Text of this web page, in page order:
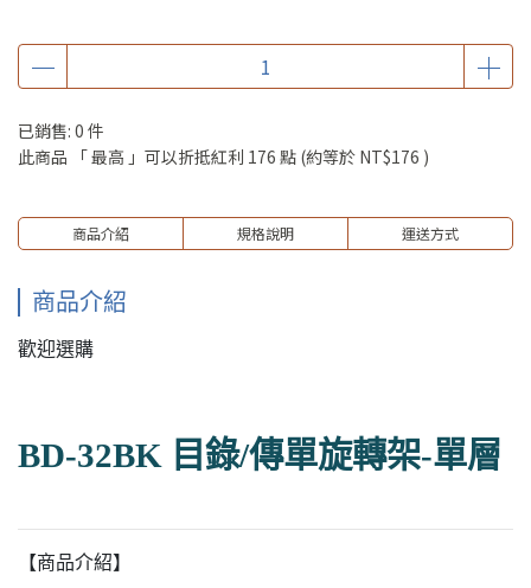
已銷售: 0 件
此商品 「 最高 」可以折抵紅利 176 點 (約等於 NT$176 )
商品介紹 規格說明 運送方式
商品介紹
歡迎選購
BD-32BK 目錄/傳單旋轉架-單層
【商品介紹】